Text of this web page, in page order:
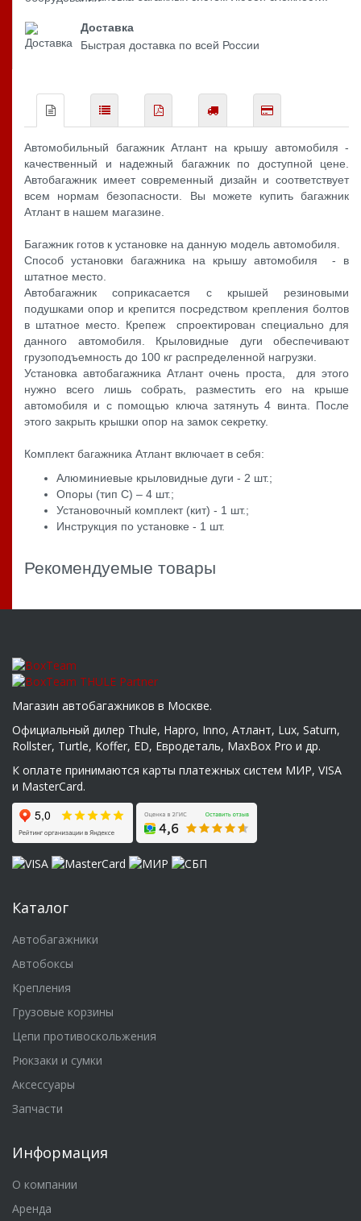
Доставка
Быстрая доставка по всей России
Автомобильный багажник Атлант на крышу автомобиля -
качественный и надежный багажник по доступной цене.
Автобагажник имеет современный дизайн и соответствует
всем нормам безопасности. Вы можете купить багажник
Атлант в нашем магазине.
Багажник готов к установке на данную модель автомобиля.
Способ установки багажника на крышу автомобиля - в
штатное место.
Автобагажник соприкасается с крышей резиновыми
подушками опор и крепится посредством крепления болтов
в штатное место. Крепеж спроектирован специально для
данного автомобиля. Крыловидные дуги обеспечивают
грузоподъемность до 100 кг распределенной нагрузки.
Установка автобагажника Атлант очень проста, для этого
нужно всего лишь собрать, разместить его на крыше
автомобиля и с помощью ключа затянуть 4 винта. После
этого закрыть крышки опор на замок секретку.
Комплект багажника Атлант включает в себя:
Алюминиевые крыловидные дуги - 2 шт.;
Опоры (тип C) – 4 шт.;
Установочный комплект (кит) - 1 шт.;
Инструкция по установке - 1 шт.
Рекомендуемые товары
Магазин автобагажников в Москве.
Официальный дилер Thule, Hapro, Inno, Атлант, Lux, Saturn,
Rollster, Turtle, Koffer, ED, Евродеталь, MaxBox Pro и др.
К оплате принимаются карты платежных систем МИР, VISA
и MasterCard.
Каталог
Автобагажники
Автобоксы
Крепления
Грузовые корзины
Цепи противоскольжения
Рюкзаки и сумки
Аксессуары
Запчасти
Информация
О компании
Аренда